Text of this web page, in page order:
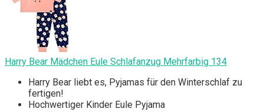
Harry Bear Mädchen Eule Schlafanzug Mehrfarbig 134
Harry Bear liebt es, Pyjamas für den Winterschlaf zu
fertigen!
Hochwertiger Kinder Eule Pyjama